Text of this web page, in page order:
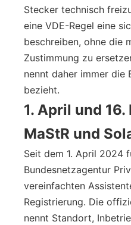
Stecker technisch
eine VDE-Regel eine
beschreiben, ohne die
Zustimmung zu
nennt daher immer die
bezieht.
1. April und
MaStR und
Seit dem 1. April 2024
Bundesnetzagentur
vereinfachten
Registrierung. Die
nennt Standort,